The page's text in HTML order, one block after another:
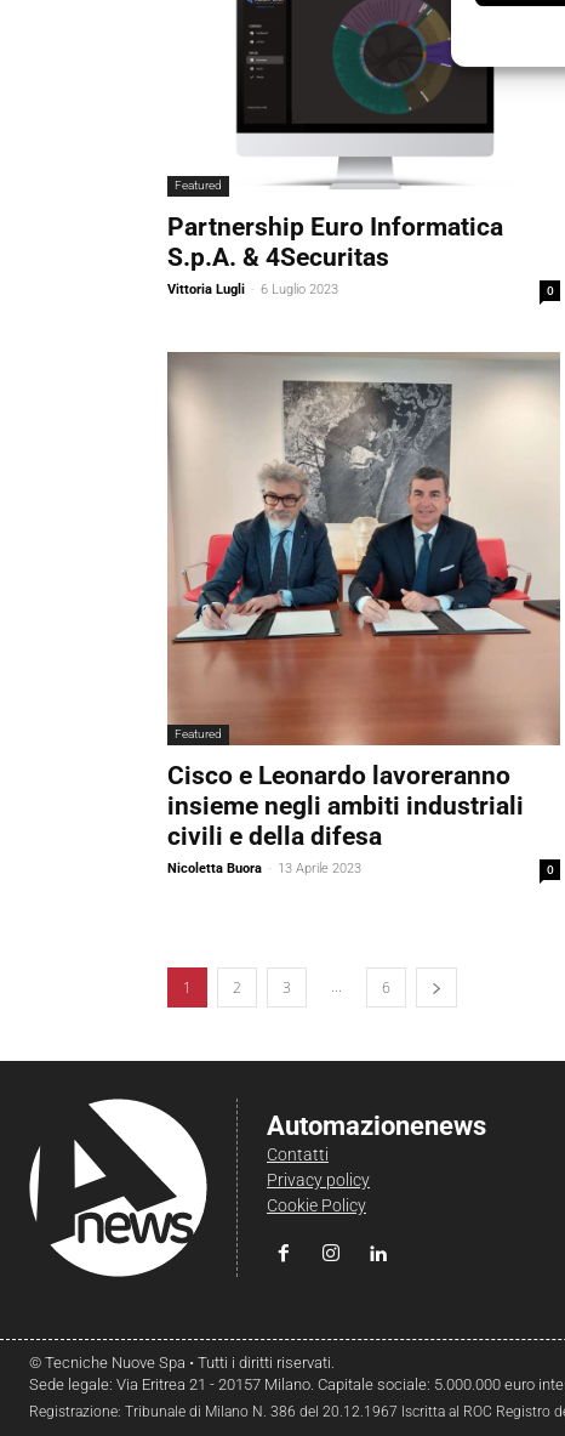
Featured
Partnership Euro Informatica
S.p.A. & 4Securitas
Vittoria Lugli - 6 Luglio 2023 0
Featured
Cisco e Leonardo lavoreranno
insieme negli ambiti industriali
civili e della difesa
Nicoletta Buora - 13 Aprile 2023 0
1 2 3 ... 6
Automazionenews
Contatti
Privacy policy
Cookie Policy
© Tecniche Nuove Spa • Tutti i diritti riservati.
Sede legale: Via Eritrea 21 - 20157 Milano. Capitale sociale: 5.000.000 euro
Registrazione: Tribunale di Milano N. 386 del 20.12.1967 Iscritta al ROC